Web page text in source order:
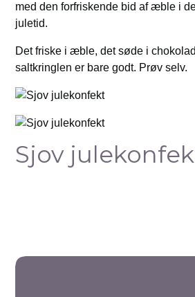
med den forfriskende bid af æble i
juletid.
Det friske i æble, det søde i
saltkringlen er bare godt. Prøv selv.
Sjov